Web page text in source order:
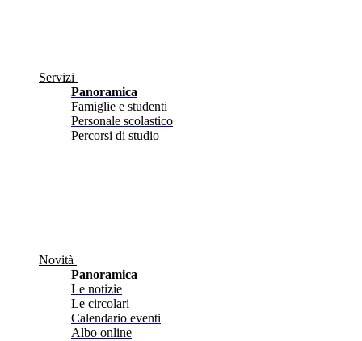
Servizi
Panoramica
Famiglie e studenti
Personale scolastico
Percorsi di studio
Novità
Panoramica
Le notizie
Le circolari
Calendario eventi
Albo online